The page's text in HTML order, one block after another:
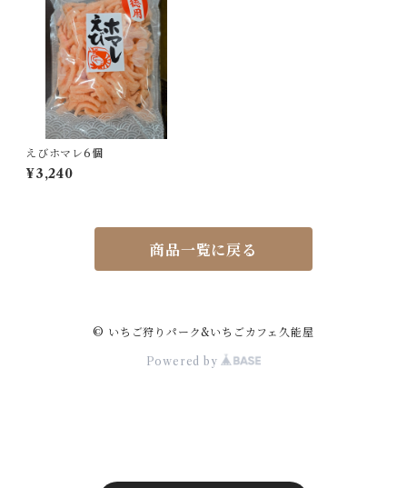
えびホマレ6個
¥3,240
商品一覧に戻る
© いちご狩りパーク&いちごカフェ久能屋
Powered by